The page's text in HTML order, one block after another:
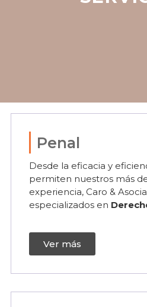
Penal
Desde la eficacia y
permiten nuestros más
experiencia, Caro &
especializados en
Ver más